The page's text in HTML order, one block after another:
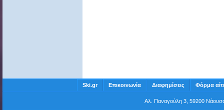
Ski.gr Επικοινωνία Διαφημίσεις Φόρμα
Αλ. Παναγούλη 3, 59200